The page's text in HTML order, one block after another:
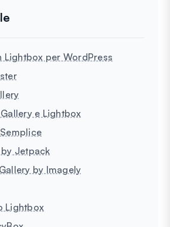
Lightbox per WordPress
e Lightbox
Jetpack
by Imagely
Lightbox